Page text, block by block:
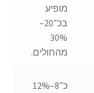
מופיע
בכ־20–
30%
מהחולים.
כ־8–12%